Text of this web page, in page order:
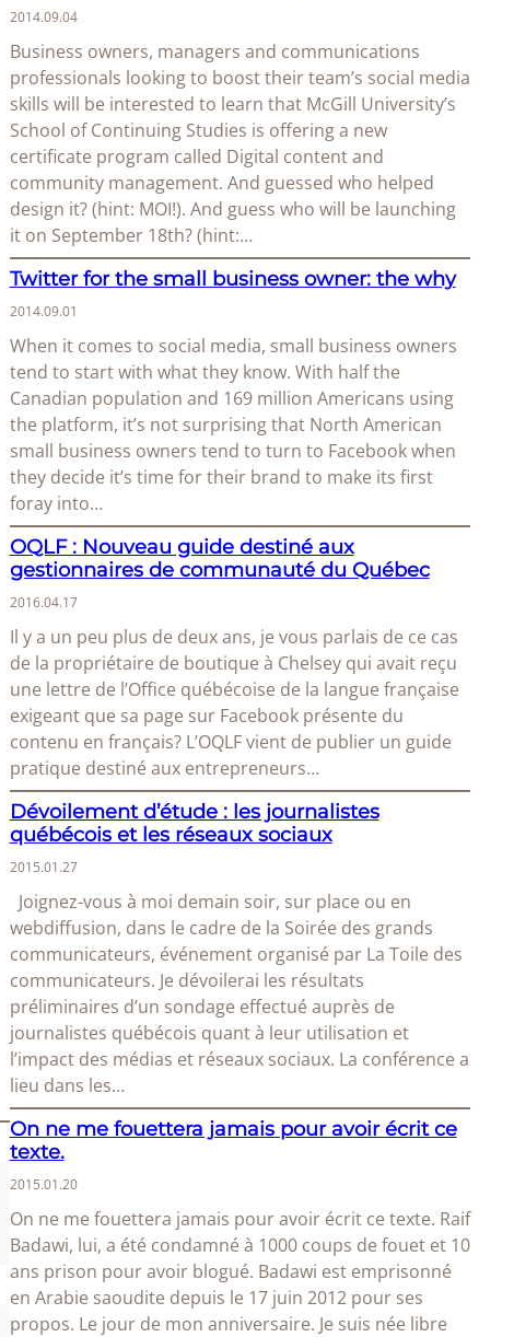
2014.09.04
Business owners, managers and communications
professionals looking to boost their team’s social media
skills will be interested to learn that McGill University’s
School of Continuing Studies is offering a new
certificate program called Digital content and
community management. And guessed who helped
design it? (hint: MOI!). And guess who will be launching
it on September 18th? (hint:…
Twitter for the small business owner: the why
2014.09.01
When it comes to social media, small business owners
tend to start with what they know. With half the
Canadian population and 169 million Americans using
the platform, it’s not surprising that North American
small business owners tend to turn to Facebook when
they decide it’s time for their brand to make its first
foray into…
OQLF : Nouveau guide destiné aux
gestionnaires de communauté du Québec
2016.04.17
Il y a un peu plus de deux ans, je vous parlais de ce cas
de la propriétaire de boutique à Chelsey qui avait reçu
une lettre de l’Office québécoise de la langue française
exigeant que sa page sur Facebook présente du
contenu en français? L’OQLF vient de publier un guide
pratique destiné aux entrepreneurs…
Dévoilement d’étude : les journalistes
québécois et les réseaux sociaux
2015.01.27
Joignez-vous à moi demain soir, sur place ou en
webdiffusion, dans le cadre de la Soirée des grands
communicateurs, événement organisé par La Toile des
communicateurs. Je dévoilerai les résultats
préliminaires d’un sondage effectué auprès de
journalistes québécois quant à leur utilisation et
l’impact des médias et réseaux sociaux. La conférence a
lieu dans les…
On ne me fouettera jamais pour avoir écrit ce
texte.
2015.01.20
On ne me fouettera jamais pour avoir écrit ce texte. Raif
Badawi, lui, a été condamné à 1000 coups de fouet et 10
ans prison pour avoir blogué. Badawi est emprisonné
en Arabie saoudite depuis le 17 juin 2012 pour ses
propos. Le jour de mon anniversaire. Je suis née libre